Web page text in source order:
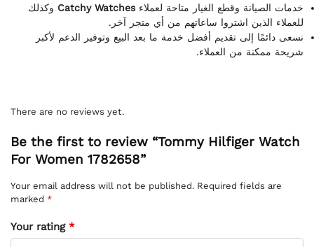
خدمات الصيانة وقطع الغيار متاحة لعملاءCatchy Watches وكذلك
للعملاء الذين اشتروا ساعاتهم من أي متجر آخر.
نسعى دائمًا إلى تقديم أفضل خدمة ما بعد البيع وتوفير الدعم لأكبر
شريحة ممكنة من العملاء.
There are no reviews yet.
Be the first to review “Tommy Hilfiger Watch
For Women 1782658”
Your email address will not be published. Required fields are
marked *
Your rating *